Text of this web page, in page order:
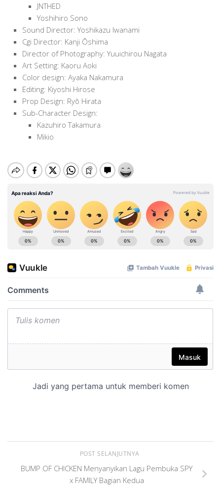
JNTHED
Yoshihiro Sono
Sound Director: Yoshikazu Iwanami
Cgi Director: Kanji Ōshima
Director of Photography: Yuuichirou Nagata
Art Setting: Kaoru Aoki
Color design: Ayaka Nakamura
Editing: Kiyoshi Hirose
Prop Design: Ryō Hirata
Sub-Character Design:
Kazuhiro Takamura
Mikio
POST SELANJUTNYA
BUMP OF CHICKEN Menyanyikan Lagu Pembuka SPY
x FAMILY Bagian Kedua